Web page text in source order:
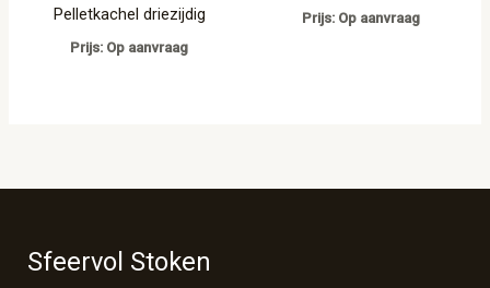
Pelletkachel driezijdig
Prijs: Op aanvraag
Prijs: Op aanvraag
Sfeervol Stoken